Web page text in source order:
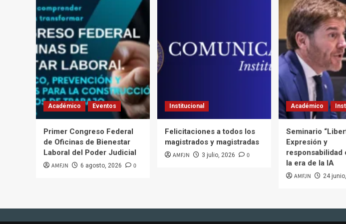
Académico Eventos
Primer Congreso Federal
de Oficinas de Bienestar
Laboral del Poder Judicial
AMFJN 6 agosto, 2026 0
Institucional
Felicitaciones a todos los
magistrados y magistradas
AMFJN 3 julio, 2026 0
Académico
Seminario
Expresión y
responsabilidad
la era de la IA
AMFJN 24